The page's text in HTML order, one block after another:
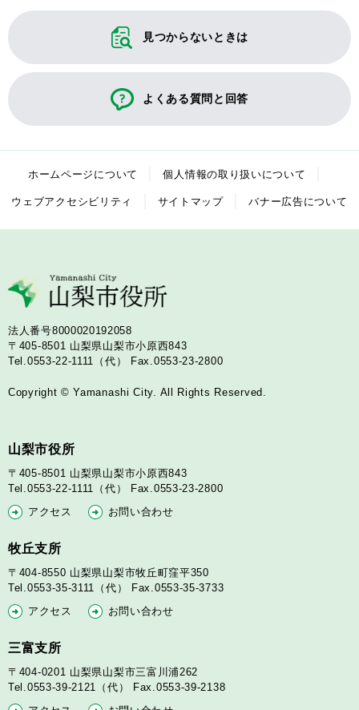
見つからないときは
よくある質問と回答
ホームページについて 個人情報の取り扱いについて
ウェブアクセシビリティ サイトマップ バナー広告について
法人番号8000020192058
〒405-8501 山梨県山梨市小原西843
Tel.0553-22-1111（代）
Fax.0553-23-2800
Copyright © Yamanashi City. All Rights Reserved.
山梨市役所
〒405-8501 山梨県山梨市小原西843
Tel.0553-22-1111（代）
Fax.0553-23-2800
アクセス
お問い合わせ
牧丘支所
〒404-8550 山梨県山梨市牧丘町窪平350
Tel.0553-35-3111（代）
Fax.0553-35-3733
アクセス
お問い合わせ
三富支所
〒404-0201 山梨県山梨市三富川浦262
Tel.0553-39-2121（代）
Fax.0553-39-2138